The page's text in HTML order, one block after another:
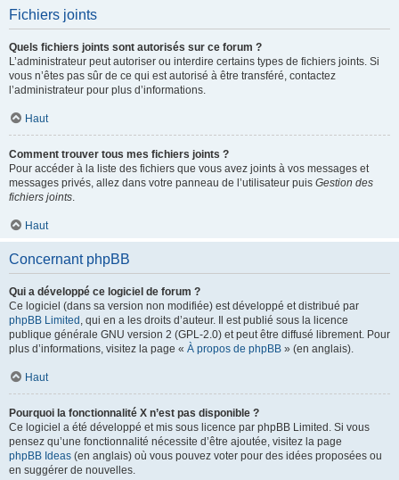
Fichiers joints
Quels fichiers joints sont autorisés sur ce forum ?
L’administrateur peut autoriser ou interdire certains types de fichiers joints. Si
vous n’êtes pas sûr de ce qui est autorisé à être transféré, contactez
l’administrateur pour plus d’informations.
Haut
Comment trouver tous mes fichiers joints ?
Pour accéder à la liste des fichiers que vous avez joints à vos messages et
messages privés, allez dans votre panneau de l’utilisateur puis Gestion des
fichiers joints.
Haut
Concernant phpBB
Qui a développé ce logiciel de forum ?
Ce logiciel (dans sa version non modifiée) est développé et distribué par
phpBB Limited , qui en a les droits d’auteur. Il est publié sous la licence
publique générale GNU version 2 (GPL-2.0) et peut être diffusé librement. Pour
plus d’informations, visitez la page « À propos de phpBB » (en anglais).
Haut
Pourquoi la fonctionnalité X n’est pas disponible ?
Ce logiciel a été développé et mis sous licence par phpBB Limited. Si vous
pensez qu’une fonctionnalité nécessite d’être ajoutée, visitez la page
phpBB Ideas (en anglais) où vous pouvez voter pour des idées proposées ou
en suggérer de nouvelles.